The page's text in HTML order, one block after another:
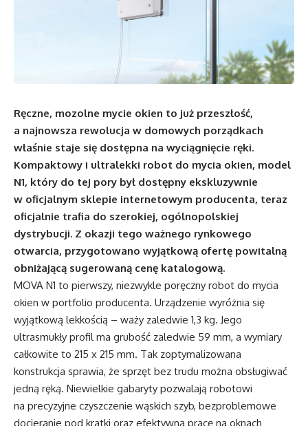
Ręczne, mozolne mycie okien to już przeszłość,
a najnowsza rewolucja w domowych porządkach
właśnie staje się dostępna na wyciągnięcie ręki.
Kompaktowy i ultralekki robot do mycia okien, model
N1, który do tej pory był dostępny ekskluzywnie
w oficjalnym sklepie internetowym producenta, teraz
oficjalnie trafia do szerokiej, ogólnopolskiej
dystrybucji. Z okazji tego ważnego rynkowego
otwarcia, przygotowano wyjątkową ofertę powitalną
obniżającą sugerowaną cenę katalogową.
MOVA N1 to pierwszy, niezwykle poręczny robot do mycia
okien w portfolio producenta. Urządzenie wyróżnia się
wyjątkową lekkością – waży zaledwie 1,3 kg. Jego
ultrasmukły profil ma grubość zaledwie 59 mm, a wymiary
całkowite to 215 x 215 mm. Tak zoptymalizowana
konstrukcja sprawia, że sprzęt bez trudu można obsługiwać
jedną ręką. Niewielkie gabaryty pozwalają robotowi
na precyzyjne czyszczenie wąskich szyb, bezproblemowe
docieranie pod kratki oraz efektywną pracę na oknach